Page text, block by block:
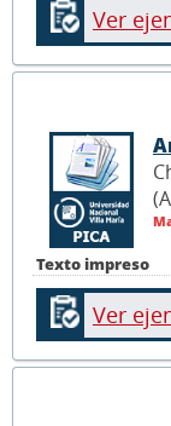
Ver
Texto impreso
Ver